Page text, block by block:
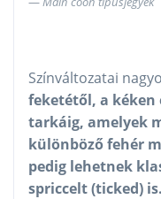
Színváltozatai
feketétől, a kéken
tarkáig, amelyek
különböző fehér
pedig lehetnek
spriccelt (ticked) is.